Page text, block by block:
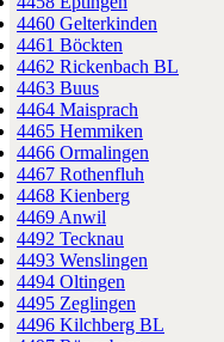
4460 Gelterkinden
4461 Böckten
4462 Rickenbach BL
4463 Buus
4464 Maisprach
4465 Hemmiken
4466 Ormalingen
4467 Rothenfluh
4468 Kienberg
4469 Anwil
4492 Tecknau
4493 Wenslingen
4494 Oltingen
4495 Zeglingen
4496 Kilchberg BL